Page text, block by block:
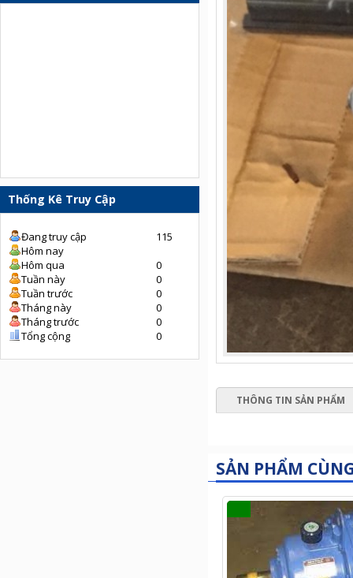
Thống Kê Truy Cập
Đang truy cập
115
Hôm nay
Hôm qua
0
Tuần này
0
Tuần trước
0
Tháng này
0
Tháng trước
0
Tổng cộng
0
THÔNG TIN SẢN PHẨM
SẢN PHẨM